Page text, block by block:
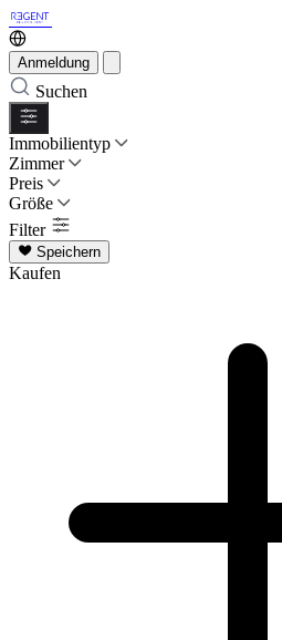
Anmeldung
Suchen
Immobilientyp
Zimmer
Preis
Größe
Filter
Speichern
Kaufen